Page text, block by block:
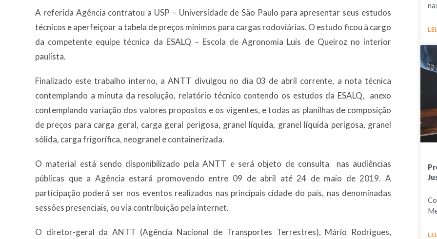
A referida Agência contratou a USP – Universidade de São Paulo para apresentar seus estudos
técnicos e aperfeiçoar a tabela de preços mínimos para cargas rodoviárias. O estudo ficou à cargo
da competente equipe técnica da ESALQ – Escola de Agronomia Luis de Queiroz no interior
paulista.
Finalizado este trabalho interno, a ANTT divulgou no dia 03 de abril corrente, a nota técnica
contemplando a minuta da resolução, relatório técnico contendo os estudos da ESALQ, anexo
contemplando variação dos valores propostos e os vigentes, e todas as planilhas de composição
de preços para carga geral, carga geral perigosa, granel líquida, granel líquida perigosa, granel
sólida, carga frigorífica, neogranel e containerizada.
O material está sendo disponibilizado pela ANTT e será objeto de consulta nas audiências
públicas que a Agência estará promovendo entre 09 de abril até 24 de maio de 2019. A
participação poderá ser nos eventos realizados nas principais cidade do país, nas denominadas
sessões presenciais, ou via contribuição pela internet.
O diretor-geral da ANTT (Agência Nacional de Transportes Terrestres), Mário Rodrigues,